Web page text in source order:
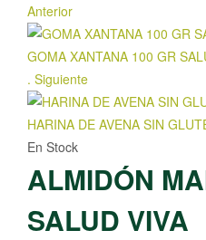
Anterior
GOMA XANTANA 100 GR
. Siguiente
HARINA DE AVENA SIN
En Stock
ALMIDÓN
SALUD VIVA